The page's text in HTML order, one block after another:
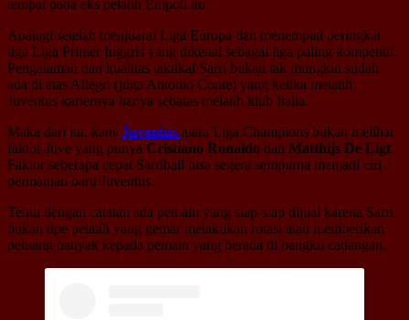
tempat pada eks pelatih Empoli itu.
Apalagi setelah menjuarai Liga Europa dan menempati peringkat
tiga Liga Primer Inggris yang dikenal sebagai liga paling kompetitif.
Pengalaman dan kualitas taktikal Sarri bukan tak mungkin sudah
ada di atas Allegri (juga Antonio Conte) yang ketika melatih
Juventus kariernya hanya sebatas melatih klub Italia.
Maka dari itu, kans Juventus juara Liga Champions bukan melihat
faktor Juve yang punya Cristiano Ronaldo dan Matthijs De Ligt.
Faktor seberapa cepat Sarriball bisa segera sempurna menjadi ciri
permainan baru Juventus.
Tentu dengan catatan ada pemain yang siap-siap dijual karena Sarri
bukan tipe pelatih yang gemar melakukan rotasi atau memberikan
peluang banyak kepada pemain yang berada di bangku cadangan.